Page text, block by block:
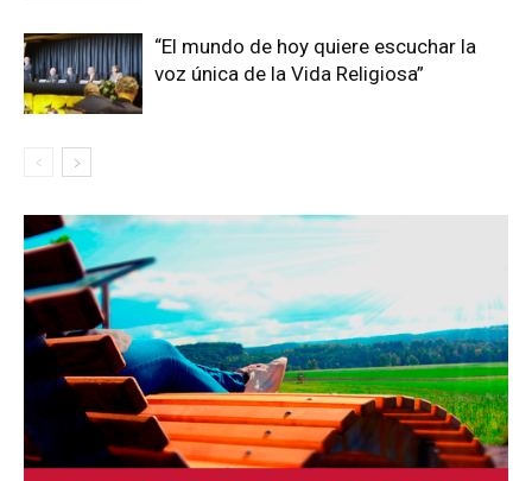
“El mundo de hoy quiere escuchar la
voz única de la Vida Religiosa”